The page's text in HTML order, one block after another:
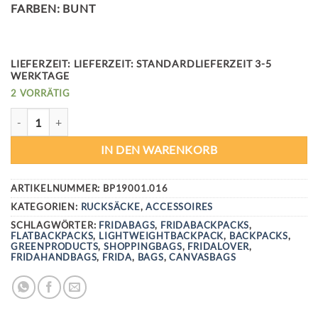
FARBEN: BUNT
LIEFERZEIT: LIEFERZEIT: STANDARDLIEFERZEIT 3-5
WERKTAGE
2 VORRÄTIG
IN DEN WARENKORB
ARTIKELNUMMER: BP19001.016
KATEGORIEN: RUCKSÄCKE,ACCESSOIRES
SCHLAGWÖRTER: FRIDABAGS, FRIDABACKPACKS,
FLATBACKPACKS, LIGHTWEIGHTBACKPACK, BACKPACKS,
GREENPRODUCTS,SHOPPINGBAGS, FRIDALOVER,
FRIDAHANDBAGS, FRIDA, BAGS,CANVASBAGS